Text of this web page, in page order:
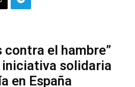
contra el hambre”
solidaria
en España